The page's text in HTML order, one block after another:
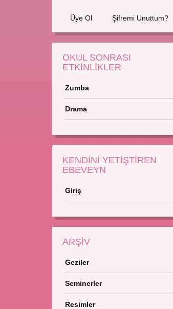
Üye Ol Şifremi Unuttum?
OKUL SONRASI
ETKİNLİKLER
Zumba
Drama
KENDİNİ YETİŞTİREN
EBEVEYN
Giriş
ARŞİV
Geziler
Seminerler
Resimler